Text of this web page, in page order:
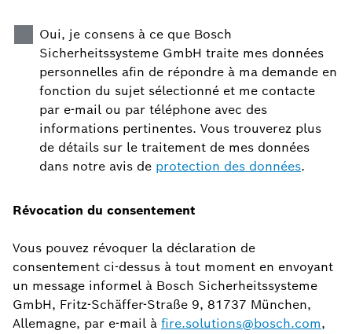
Oui, je consens à ce que Bosch
Sicherheitssysteme GmbH traite mes données
personnelles afin de répondre à ma demande en
fonction du sujet sélectionné et me contacte
par e-mail ou par téléphone avec des
informations pertinentes. Vous trouverez plus
de détails sur le traitement de mes données
dans notre avis de protection des données.
Révocation du consentement
Vous pouvez révoquer la déclaration de
consentement ci-dessus à tout moment en envoyant
un message informel à Bosch Sicherheitssysteme
GmbH, Fritz-Schäffer-Straße 9, 81737 München,
Allemagne, par e-mail à fire.solutions@bosch.com,